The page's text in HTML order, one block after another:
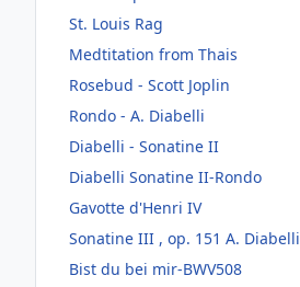
St. Louis Rag
Medtitation from Thais
Rosebud - Scott Joplin
Rondo - A. Diabelli
Diabelli - Sonatine II
Diabelli Sonatine II-Rondo
Gavotte d'Henri IV
Sonatine III , op. 151 A. Diabelli
Bist du bei mir-BWV508